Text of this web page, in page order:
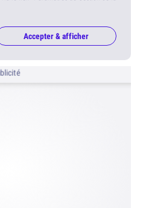
Accepter & afficher